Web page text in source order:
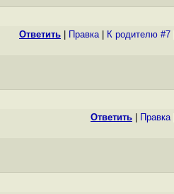
Ответить Правка| К родителю #7
Ответить Правка|